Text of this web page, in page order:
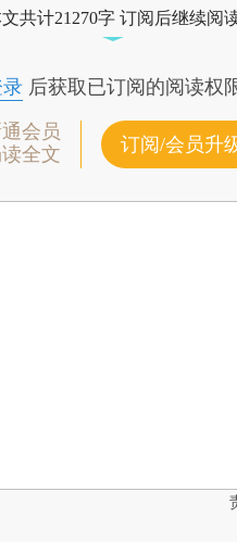
共计21270字 订阅后继续阅
后获取已订阅的阅读权
会员
全文
订阅/会员升